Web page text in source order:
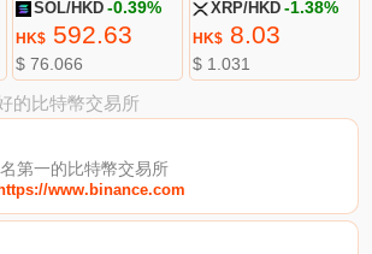
SOL/HKD -0.39%
HK$ 592.63
$ 76.066
XRP/HKD -1.38%
HK$8.03
$ 1.031
的比特幣交易所
第一的比特幣交易所
www.binance.com